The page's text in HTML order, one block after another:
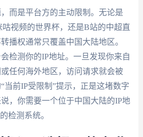
而是平台方的主动限制。无论是
视频的世界杯，还是B站的中超直
播权通常只覆盖中国大陆地区。
检测你的IP地址。一旦发现你来自
任何海外地区，访问请求就会被
当前IP受限制”提示，正是这堵数字
，你需要一个位于中国大陆的IP地
检测系统。